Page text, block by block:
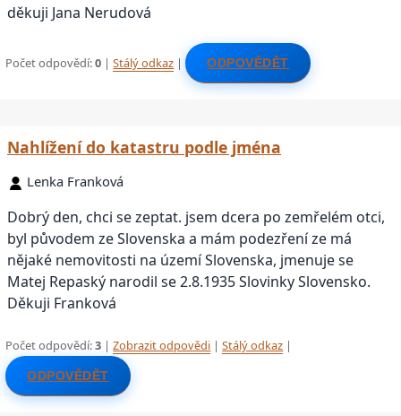
děkuji Jana Nerudová
Počet odpovědí:0 |Stálý odkaz | ODPOVĚDĚT
Nahlížení do katastru podle jména
Lenka Franková
Dobrý den, chci se zeptat. jsem dcera po zemřelém otci,
byl původem ze Slovenska a mám podezření ze má
nějaké nemovitosti na území Slovenska, jmenuje se
Matej Repaský narodil se 2.8.1935 Slovinky Slovensko.
Děkuji Franková
Počet odpovědí:3 |Zobrazit odpovědi |Stálý odkaz |
ODPOVĚDĚT